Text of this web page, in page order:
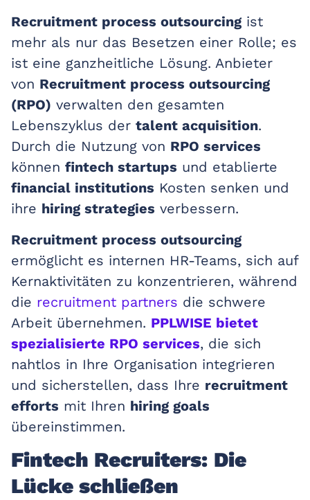
Recruitment process outsourcing ist
mehr als nur das Besetzen einer Rolle; es
ist eine ganzheitliche Lösung. Anbieter
von Recruitment process outsourcing
(RPO) verwalten den gesamten
Lebenszyklus der talent acquisition.
Durch die Nutzung von RPO services
können fintech startups und etablierte
financial institutions Kosten senken und
ihre hiring strategies verbessern.
Recruitment process outsourcing
ermöglicht es internen HR-Teams, sich auf
Kernaktivitäten zu konzentrieren, während
die recruitment partners die schwere
Arbeit übernehmen. PPLWISE bietet
spezialisierte RPO services, die sich
nahtlos in Ihre Organisation integrieren
und sicherstellen, dass Ihre recruitment
efforts mit Ihren hiring goals
übereinstimmen.
Fintech Recruiters: Die
Lücke schließen